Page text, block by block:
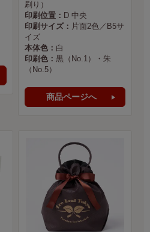
刷り）
印刷位置： D 中央
印刷サイズ： 片面2色／B5サ
イズ
本体色： 白
印刷色： 黒（No.1）・朱
（No.5）
商品ページへ